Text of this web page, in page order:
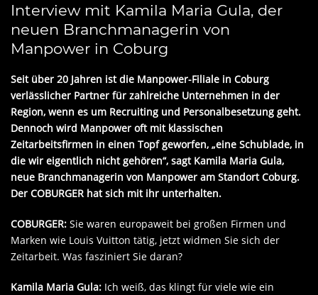
Interview mit Kamila Maria Gula, der
neuen Branchmanagerin von
Manpower in Coburg
Seit über 20 Jahren ist die Manpower-Filiale in Coburg
verlässlicher Partner für zahlreiche Unternehmen in der
Region, wenn es um Recruiting und Personalbesetzung geht.
Dennoch wird Manpower oft mit klassischen
Zeitarbeitsfirmen in einen Topf geworfen, „eine Schublade, in
die wir eigentlich nicht gehören“, sagt Kamila Maria Gula,
neue Branchmanagerin von Manpower am Standort Coburg.
Der COBURGER hat sich mit ihr unterhalten.
COBURGER: Sie waren europaweit bei großen Firmen und
Marken wie Louis Vuitton tätig, jetzt widmen Sie sich der
Zeitarbeit. Was fasziniert Sie daran?
Kamila Maria Gula: Ich weiß, das klingt für viele wie ein